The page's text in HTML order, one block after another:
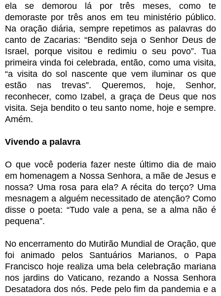
ela se demorou lá por três meses, como te
demoraste por três anos em teu ministério público.
Na oração diária, sempre repetimos as palavras do
canto de Zacarias: “Bendito seja o Senhor Deus de
Israel, porque visitou e redimiu o seu povo”. Tua
primeira vinda foi celebrada, então, como uma visita,
“a visita do sol nascente que vem iluminar os que
estão nas trevas”. Queremos, hoje, Senhor,
reconhecer, como Izabel, a graça de Deus que nos
visita. Seja bendito o teu santo nome, hoje e sempre.
Amém.
Vivendo a palavra
O que você poderia fazer neste último dia de maio
em homenagem a Nossa Senhora, a mãe de Jesus e
nossa? Uma rosa para ela? A récita do terço? Uma
mesnagem a alguém necessitado de atenção? Como
disse o poeta: “Tudo vale a pena, se a alma não é
pequena”.
No encerramento do Mutirão Mundial de Oração, que
foi animado pelos Santuários Marianos, o Papa
Francisco hoje realiza uma bela celebração mariana
nos jardins do Vaticano, rezando a Nossa Senhora
Desatadora dos nós. Pede pelo fim da pandemia e a